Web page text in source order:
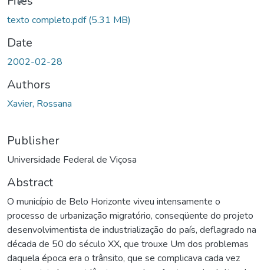
texto completo.pdf(5.31 MB)
Date
2002-02-28
Authors
Xavier, Rossana
Publisher
Universidade Federal de Viçosa
Abstract
O município de Belo Horizonte viveu intensamente o
processo de urbanização migratório, conseqüente do projeto
desenvolvimentista de industrialização do país, deflagrado na
década de 50 do século XX, que trouxe Um dos problemas
daquela época era o trânsito, que se complicava cada vez